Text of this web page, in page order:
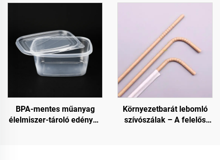
BPA-mentes műanyag
élelmiszer-tároló edények
Környezetbarát lebomló
szívószálak – A felelős